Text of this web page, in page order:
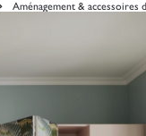
Aménagement & accessoires